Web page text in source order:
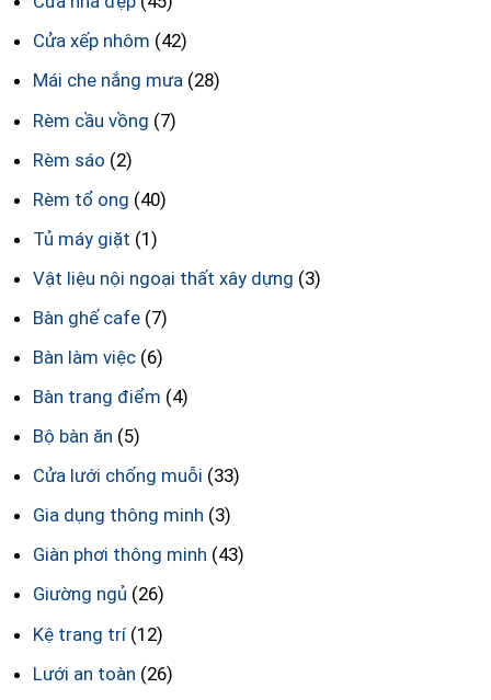
Cửa xếp nhôm (42)
Mái che nắng mưa (28)
Rèm cầu vồng (7)
Rèm sáo (2)
Rèm tổ ong (40)
Tủ máy giặt (1)
Vật liệu nội ngoại thất xây dựng (3)
Bàn ghế cafe (7)
Bàn làm việc (6)
Bàn trang điểm (4)
Bộ bàn ăn (5)
Cửa lưới chống muỗi (33)
Gia dụng thông minh (3)
Giàn phơi thông minh (43)
Giường ngủ (26)
Kệ trang trí (12)
Lưới an toàn (26)